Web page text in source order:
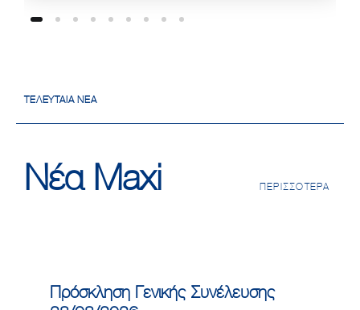
ΤΕΛΕΥΤΑΊΑ ΝΈΑ
Νέα Maxi ΠΕΡΙΣΣΌΤΕΡΑ
Πρόσκληση Γενικής Συνέλευσης